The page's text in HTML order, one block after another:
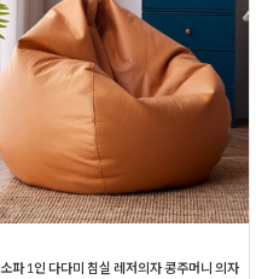
소파 1인 다다미 침실 레저의자 콩주머니 의자